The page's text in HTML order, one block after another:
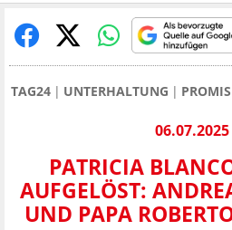
TAG24 UNTERHALTUNG
PATRICIA
AUFGELÖST:
UND PAPA